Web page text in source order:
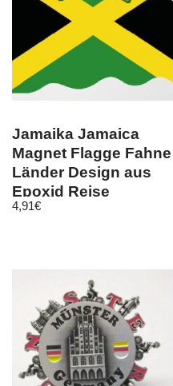
Jamaika Jamaica
Magnet Flagge Fahne
Länder Design aus
Epoxid Reise
Souvenir
4,91€